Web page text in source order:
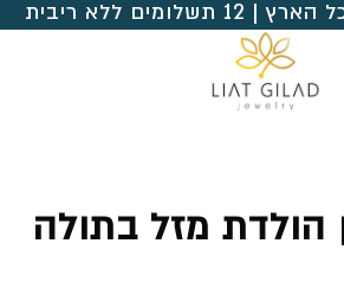
ללא ריבית
הולדת מזל בתולה